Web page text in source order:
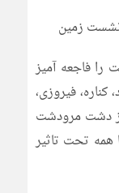
زمین
فاجعه آمیز
فیروزی،
دشت مرودشت
تحت تاثیر